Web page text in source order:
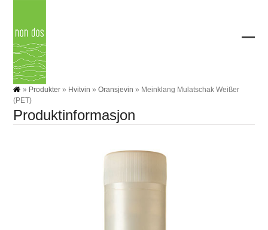
content
» Produkter » Hvitvin »Oransjevin » Meinklang Mulatschak Weißer
(PET)
Produktinformasjon